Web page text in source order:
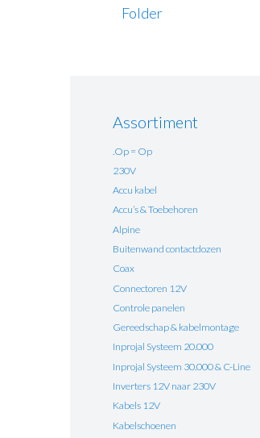
Folder
Assortiment
.Op = Op
230V
Accu kabel
Accu’s & Toebehoren
Alpine
Buitenwand contactdozen
Coax
Connectoren 12V
Controle panelen
Gereedschap & kabelmontage
Inprojal Systeem 20.000
Inprojal Systeem 30.000 & C-Line
Inverters 12V naar 230V
Kabels 12V
Kabelschoenen